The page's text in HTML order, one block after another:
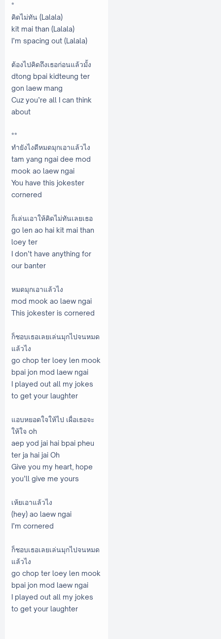
*
คิดไม่ทัน (Lalala)
kit mai than (Lalala)
I’m spacing out (Lalala)
ต้องไปคิดถึงเธอก่อนแล้วมั้ง
dtong bpai kidteung ter
gon laew mang
Cuz you’re all I can think
about
**
ทำยังไงดีหมดมุกเอาแล้วไง
tam yang ngai dee mod
mook ao laew ngai
You have this jokester
cornered
ก็เล่นเอาให้คิดไม่ทันเลยเธอ
go len ao hai kit mai than
loey ter
I don’t have anything for
our banter
หมดมุกเอาแล้วไง
mod mook ao laew ngai
This jokester is cornered
ก็ชอบเธอเลยเล่นมุกไปจนหมด
แล้วไง
go chop ter loey len mook
bpai jon mod laew ngai
I played out all my jokes
to get your laughter
แอบหยอดใจให้ไป เผื่อเธอจะ
ให้ใจ oh
aep yod jai hai bpai pheu
ter ja hai jai Oh
Give you my heart, hope
you’ll give me yours
เห้ยเอาแล้วไง
(hey) ao laew ngai
I’m cornered
ก็ชอบเธอเลยเล่นมุกไปจนหมด
แล้วไง
go chop ter loey len mook
bpai jon mod laew ngai
I played out all my jokes
to get your laughter